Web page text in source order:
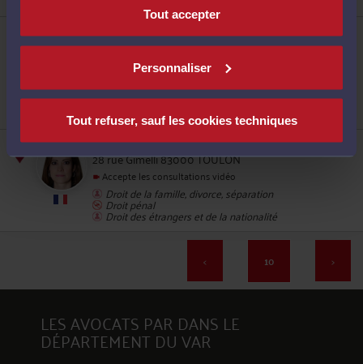
Tout accepter
Personnaliser
Tout refuser, sauf les cookies techniques
ME ELODIE CHAPUIS
26 rue Victor Clappier 83000 TOULON
Accepte les consultations vidéo
Droit de la famille, des personnes et de leur
patrimoine
Droit du dommage corporel
Droit pénal
ME DOROTHÉE LEBRETON
28 rue Gimelli 83000 TOULON
Accepte les consultations vidéo
Droit de la famille, divorce, séparation
Droit pénal
Droit des étrangers et de la nationalité
< 10 >
LES AVOCATS PAR DANS LE
DÉPARTEMENT DU VAR